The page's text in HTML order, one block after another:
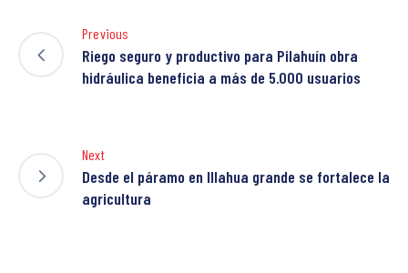
Previous
Riego seguro y productivo para Pilahuín obra
hidráulica beneficia a más de 5.000 usuarios
Next
Desde el páramo en Illahua grande se fortalece la
agricultura